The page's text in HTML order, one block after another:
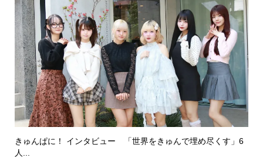
きゅんぱに！ インタビュー 「世界をきゅんで埋め尽くす」6
人...